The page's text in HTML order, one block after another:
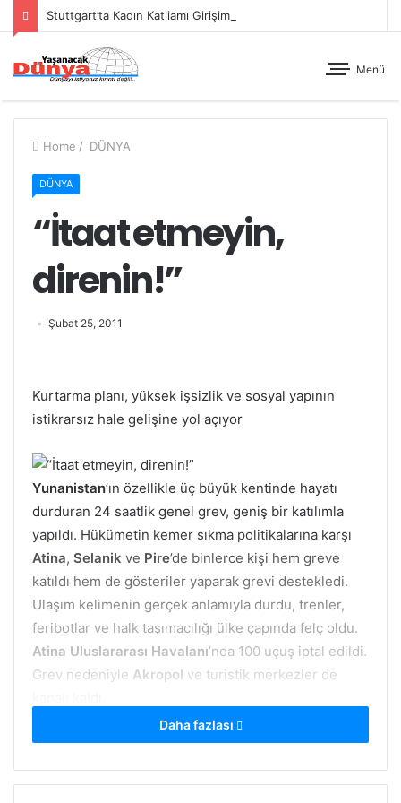
Menü
Home / DÜNYA
DÜNYA
“İtaat etmeyin,
direnin!”
Şubat 25, 2011
Kurtarma planı, yüksek işsizlik ve sosyal yapının
istikrarsız hale gelişine yol açıyor
Yunanistan’ın özellikle üç büyük kentinde hayatı
durduran 24 saatlik genel grev, geniş bir katılımla
yapıldı. Hükümetin kemer sıkma politikalarına karşı
Atina, Selanik ve Pire’de binlerce kişi hem greve
katıldı hem de gösteriler yaparak grevi destekledi.
Ulaşım kelimenin gerçek anlamıyla durdu, trenler,
feribotlar ve halk taşımacılığı ülke çapında felç oldu.
Atina Uluslararası Havalanı’nda 100 uçuş iptal edildi.
Grev nedeniyle Akropol ve turistik merkezler de
Devlet hastanesi doktorları, ambulans sürücüleri,
eczacılar, avukatlar ve vergi memurları öğretmenlere
katıldı; gazeteciler ve binlerce küçük üretici geçmişte
Daha fazlası